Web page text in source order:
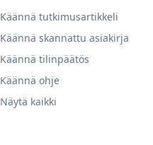
Käännä tutkimusartikkeli
Käännä skannattu asiakirja
Käännä tilinpäätös
Käännä ohje
Näytä kaikki